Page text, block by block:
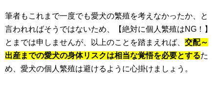
筆者もこれまで一度でも愛犬の繁殖を考えなかったか、と
言われればそうではないため、【絶対に個人繁殖はNG！】
とまでは申しませんが、以上のことを踏まえれば、 交配～
出産までの愛犬の身体リスクは相当な覚悟を必要とするた
め、愛犬の個人繁殖は避けるように心掛けましょう。